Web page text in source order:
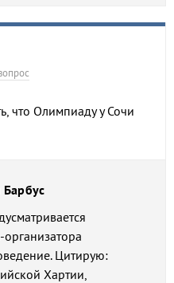
что Олимпиаду у Сочи
Цитирую:
Хартии,